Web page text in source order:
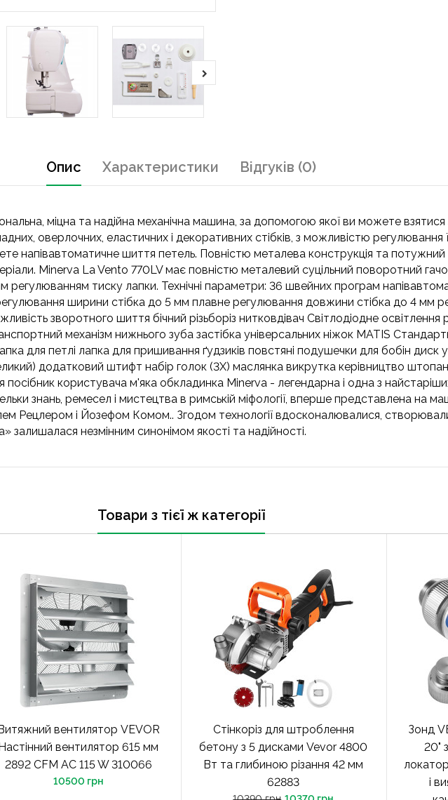
Опис Характеристики Відгуків (0)
міцна та надійна механічна машина, за допомогою якої ви можете
оверлочних, еластичних і декоративних стібків, з можливістю регулювання
напівавтоматичне шиття петель. Повністю металева конструкція та потужний
Minerva La Vento 770LV має повністю металевий суцільний поворотний
тиску лапки. Технічні параметри: 36 швейних програм
ширини стібка до 5 мм плавне регулювання довжини стібка до 4 мм
зворотного шиття бічний різьборіз нитковдівач Світлодіодне освітлення
механізм нижнього зуба застібка універсальних ніжок MATIS
для петлі лапка для пришивання ґудзиків повстяні подушечки для бобін
додатковий штифт набір голок (3X) маслянка викрутка керівництво
користувача м'яка обкладинка Minerva - легендарна і одна з
знань, ремесел і мистецтва в римській міфології, вперше представлена на
Рецлером і Йозефом Комом.. Згодом технології вдосконалювалися,
залишалася незмінним синонімом якості та надійності.
Товари з тієї ж категорії
вентилятор VEVOR
вентилятор 615 мм
2892 CFM AC 115 W 310066
10500 грн
Стінкоріз для штроблення
бетону з 5 дисками Vevor 4800
Вт та глибиною різання 42 мм
62883
Зонд
20"
і